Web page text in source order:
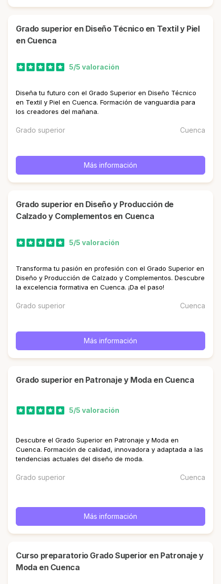
Grado superior en Diseño Técnico en Textil y Piel
en Cuenca
5/5 valoración
Diseña tu futuro con el Grado Superior en Diseño Técnico
en Textil y Piel en Cuenca. Formación de vanguardia para
los creadores del mañana.
Grado superior Cuenca
Más información
Grado superior en Diseño y Producción de
Calzado y Complementos en Cuenca
5/5 valoración
Transforma tu pasión en profesión con el Grado Superior en
Diseño y Producción de Calzado y Complementos. Descubre
la excelencia formativa en Cuenca. ¡Da el paso!
Grado superior Cuenca
Más información
Grado superior en Patronaje y Moda en Cuenca
5/5 valoración
Descubre el Grado Superior en Patronaje y Moda en
Cuenca. Formación de calidad, innovadora y adaptada a las
tendencias actuales del diseño de moda.
Grado superior Cuenca
Más información
Curso preparatorio Grado Superior en Patronaje y
Moda en Cuenca